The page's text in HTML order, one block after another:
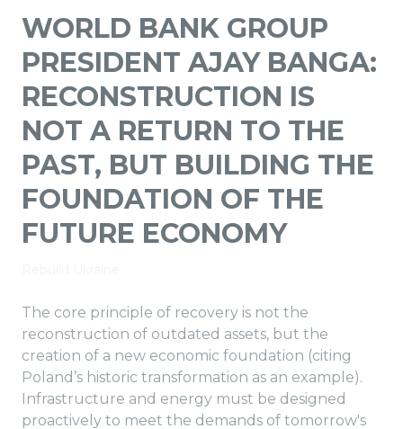
WORLD BANK GROUP
PRESIDENT AJAY BANGA:
RECONSTRUCTION IS
NOT A RETURN TO THE
PAST, BUT BUILDING THE
FOUNDATION OF THE
FUTURE ECONOMY
The core principle of recovery is not the
reconstruction of outdated assets, but the
creation of a new economic foundation (citing
Poland’s historic transformation as an example).
Infrastructure and energy must be designed
proactively to meet the demands of tomorrow's